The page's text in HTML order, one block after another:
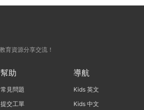
育資源分享交流！
幫助
常見問題
提交工單
導航
Kids 英文
Kids 中文